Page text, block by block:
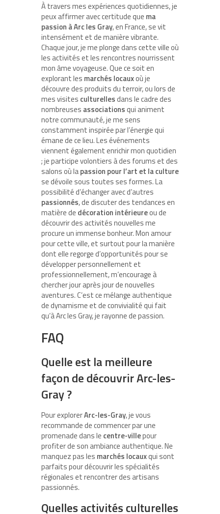
À travers mes expériences quotidiennes, je
peux affirmer avec certitude que ma
passion à Arc les Gray, en France, se vit
intensément et de manière vibrante.
Chaque jour, je me plonge dans cette ville où
les activités et les rencontres nourrissent
mon âme voyageuse. Que ce soit en
explorant les marchés locauxoù je
découvre des produits du terroir, ou lors de
mes visites culturellesdans le cadre des
nombreuses associationsqui animent
notre communauté, je me sens
constamment inspirée par l’énergie qui
émane de ce lieu. Les événements
viennent également enrichir mon quotidien
; je participe volontiers à des forums et des
salons où lapassion pour l’art et la culture
se dévoile sous toutes ses formes. La
possibilité d’échanger avec d’autres
passionnés, de discuter des tendances en
matière de décoration intérieureou de
découvrir des activités nouvelles me
procure un immense bonheur. Mon amour
pour cette ville, et surtout pour la manière
dont elle regorge d’opportunités pour se
développer personnellement et
professionnellement, m’encourage à
chercher jour après jour de nouvelles
aventures. C’est ce mélange authentique
de dynamisme et de convivialité qui fait
qu’à Arc les Gray, je rayonne de passion.
FAQ
Quelle est la meilleure
façon de découvrir Arc-les-
Gray ?
Pour explorerArc-les-Gray, je vous
recommande de commencer par une
promenade dans le centre-villepour
profiter de son ambiance authentique. Ne
manquez pas les marchés locauxqui sont
parfaits pour découvrir les spécialités
régionales et rencontrer des artisans
passionnés.
Quelles activités culturelles